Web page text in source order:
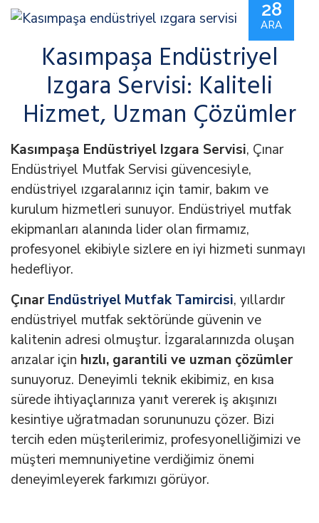
28
ARA
Kasımpaşa Endüstriyel
Izgara Servisi: Kaliteli
Hizmet, Uzman Çözümler
Kasımpaşa Endüstriyel Izgara Servisi, Çınar
Endüstriyel Mutfak Servisi güvencesiyle,
endüstriyel ızgaralarınız için tamir, bakım ve
kurulum hizmetleri sunuyor. Endüstriyel mutfak
ekipmanları alanında lider olan firmamız,
profesyonel ekibiyle sizlere en iyi hizmeti sunmayı
hedefliyor.
ÇınarEndüstriyel Mutfak Tamircisi, yıllardır
endüstriyel mutfak sektöründe güvenin ve
kalitenin adresi olmuştur. İzgaralarınızda oluşan
arızalar için hızlı, garantili ve uzman çözümler
sunuyoruz. Deneyimli teknik ekibimiz, en kısa
sürede ihtiyaçlarınıza yanıt vererek iş akışınızı
kesintiye uğratmadan sorununuzu çözer. Bizi
tercih eden müşterilerimiz, profesyonelliğimizi ve
müşteri memnuniyetine verdiğimiz önemi
deneyimleyerek farkımızı görüyor.